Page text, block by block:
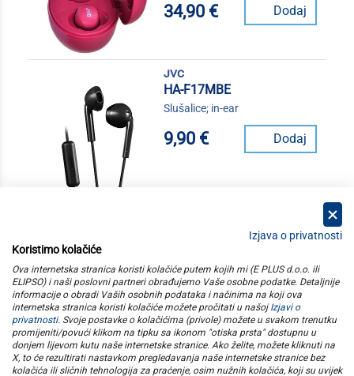
34,90 € Dodaj
jvc
HA-F17MBE
Slušalice; in-ear
9,90 € Dodaj
kategorije
elipso
informacije
Izjava o privatnosti
Koristimo kolačiće
Ova internetska stranica koristi kolačiće putem kojih mi (E PLUS d.o.o. ili
ELIPSO) i naši poslovni partneri obrađujemo Vaše osobne podatke. Detaljnije
informacije o obradi Vaših osobnih podataka i načinima na koji ova
internetska stranica koristi kolačiće možete pročitati u našoj Izjavi o
privatnosti. Svoje postavke o kolačićima (privole) možete u svakom trenutku
promijeniti/povući klikom na tipku sa ikonom "otiska prsta" dostupnu u
donjem lijevom kutu naše internetske stranice. Ako želite, možete kliknuti na
X, to će rezultirati nastavkom pregledavanja naše internetske stranice bez
kolačića ili sličnih tehnologija za praćenje, osim nužnih kolačića, koji su uvijek